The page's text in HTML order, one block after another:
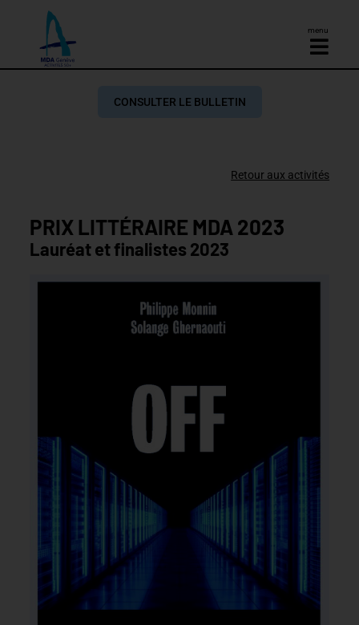
menu
CONSULTER LE BULLETIN
Retour aux activités
PRIX LITTÉRAIRE MDA 2023
Lauréat et finalistes 2023